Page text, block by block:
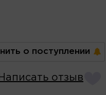
о поступлении
Написать отзыв